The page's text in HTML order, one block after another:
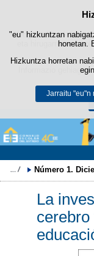
Webgune honek
eta hirugarrenen
Informazio gehiago
"eu" hizkuntzan
honetan.
Hizkuntza horretan
Jarraitu "eu"n
Número 1.
La